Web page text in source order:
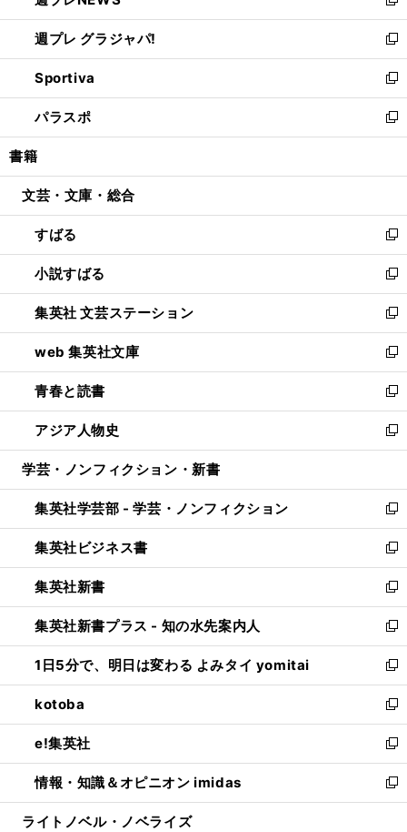
開
く
ウ
で
開
く
ウ
ィ
ン
ド
ウ
で
開
新
し
い
ウ
ィ
ン
ド
ウ
開
週プレ グラジャパ!
新
し
い
ウ
ィ
ン
ウ
開
く
Sportiva
新
し
い
ウ
ン
ウ
で
開
く
パラスポ
新
し
ウ
ン
ド
ウ
で
開
く
書籍
文芸・文庫・総合
すばる
新
し
い
ウ
ィ
ン
ド
ウ
で
開
く
小説すばる
新
し
い
ウ
ィ
ン
ド
ウ
で
開
集英社 文芸ステーション
新
し
い
ウ
ィ
ン
ド
ウ
開
く
web 集英社文庫
新
し
い
ウ
ィ
ン
ウ
で
開
く
青春と読書
新
し
い
ウ
ン
ド
ウ
で
開
く
アジア人物史
新
し
ウ
ィ
ン
ド
ウ
で
開
く
学芸・ノンフィクション・新書
集英社学芸部 - 学芸・ノンフィクション
新
し
い
ウ
ィ
ン
ド
ウ
で
開
く
集英社ビジネス書
新
し
い
ウ
ィ
ン
ド
ウ
で
開
く
集英社新書
新
し
い
ウ
ィ
ン
ド
ウ
で
開
く
集英社新書プラス - 知の水先案内人
新
し
い
ウ
ィ
ン
ド
ウ
で
開
1日5分で、明日は変わる よみタイ yomitai
新
し
い
ウ
ィ
ン
ド
ウ
kotoba
新
し
い
ウ
ィ
ン
e!集英社
新
し
い
ウ
情報・知識＆オピニオン imidas
新
し
ライトノベル・ノベライズ